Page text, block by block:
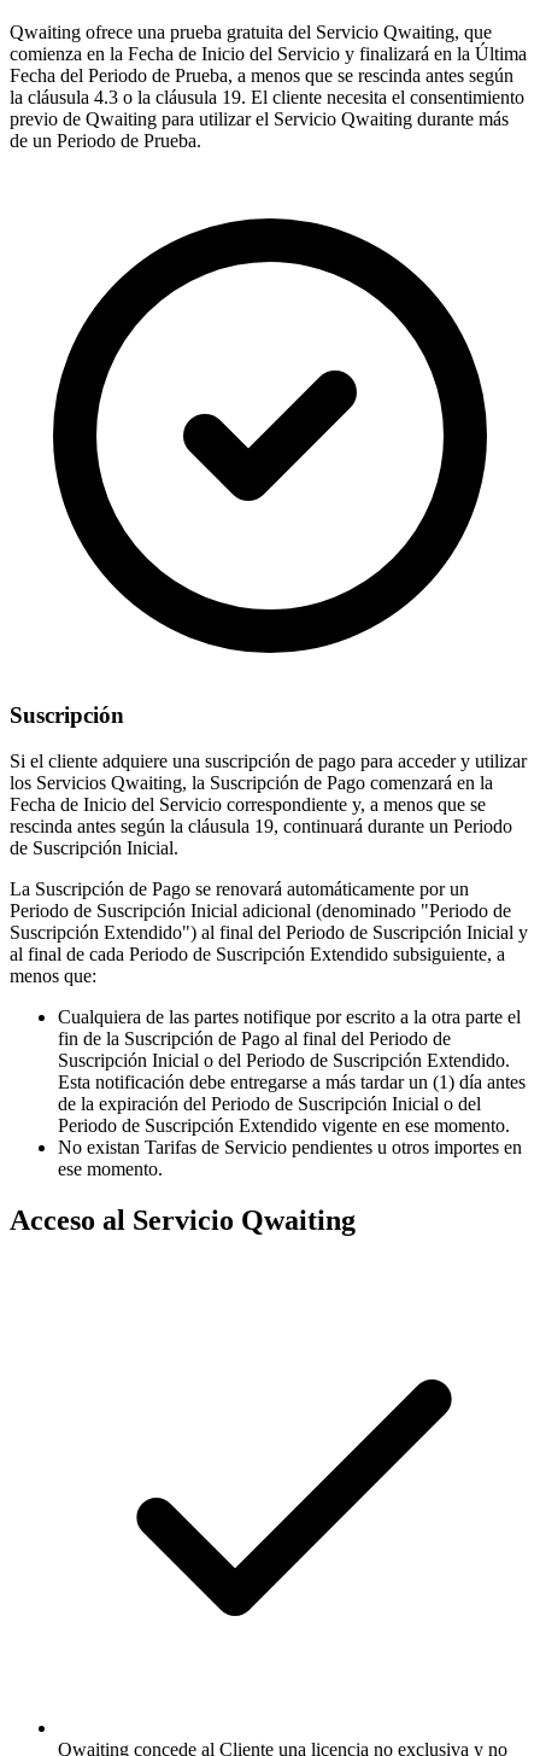
Qwaiting ofrece una prueba gratuita del Servicio Qwaiting, que
comienza en la Fecha de Inicio del Servicio y finalizará en la Última
Fecha del Periodo de Prueba, a menos que se rescinda antes según
la cláusula 4.3 o la cláusula 19. El cliente necesita el consentimiento
previo de Qwaiting para utilizar el Servicio Qwaiting durante más
de un Periodo de Prueba.
Suscripción
Si el cliente adquiere una suscripción de pago para acceder y utilizar
los Servicios Qwaiting, la Suscripción de Pago comenzará en la
Fecha de Inicio del Servicio correspondiente y, a menos que se
rescinda antes según la cláusula 19, continuará durante un Periodo
de Suscripción Inicial.
La Suscripción de Pago se renovará automáticamente por un
Periodo de Suscripción Inicial adicional (denominado "Periodo de
Suscripción Extendido") al final del Periodo de Suscripción Inicial y
al final de cada Periodo de Suscripción Extendido subsiguiente, a
menos que:
Cualquiera de las partes notifique por escrito a la otra parte el
fin de la Suscripción de Pago al final del Periodo de
Suscripción Inicial o del Periodo de Suscripción Extendido.
Esta notificación debe entregarse a más tardar un (1) día antes
de la expiración del Periodo de Suscripción Inicial o del
Periodo de Suscripción Extendido vigente en ese momento.
No existan Tarifas de Servicio pendientes u otros importes en
ese momento.
Acceso al Servicio Qwaiting
Qwaiting concede al Cliente una licencia no exclusiva y no